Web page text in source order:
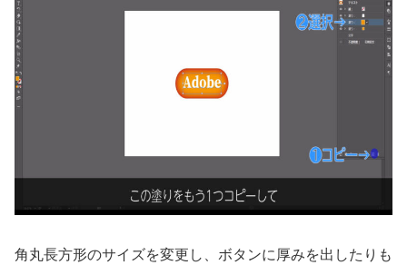
角丸長方形のサイズを変更し、ボタンに厚みを出したりも